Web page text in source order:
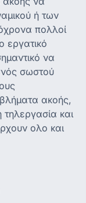
ή των
πολλοί
εργατικό
να
σωστού
ακοής,
τηλεργασία και
ολο και